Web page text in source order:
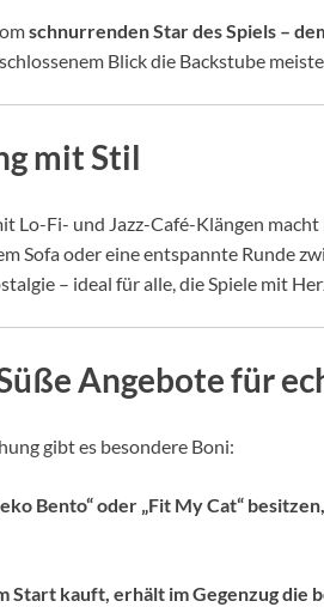
schnurrenden Star des Spiels –
Blick die Backstube
mit Stil
Lo-Fi- und Jazz-Café-Klängen
Sofa oder eine entspannte Runde
– ideal für alle, die Spiele mit
Angebote für
gibt es besondere Boni:
Bento“ oder „Fit My Cat“
Start kauft, erhält im Gegenzug die